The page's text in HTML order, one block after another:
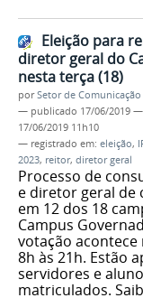
Eleição para
diretor geral do
nesta terça (18)
porSetor de Comunicação
— publicado 17/06/2019 —
17/06/2019 11h10
— registrado em: eleição,
2023, reitor, diretor geral
Processo de
e diretor geral de
em 12 dos 18
Campus
votação
8h às 21h. Estão
servidores e
matriculados.